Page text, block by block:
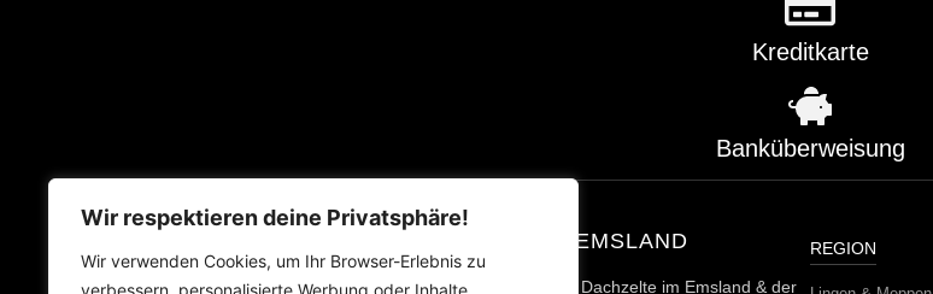
Wir respektieren deine Privatsphäre!
Wir verwenden Cookies, um Ihr Browser-Erlebnis zu
verbessern, personalisierte Werbung oder Inhalte
Kreditkarte
Banküberweisung
DACHZELTE EMSLAND
Ihr Fachhändler für Dachzelte im Emsland & der
REGION